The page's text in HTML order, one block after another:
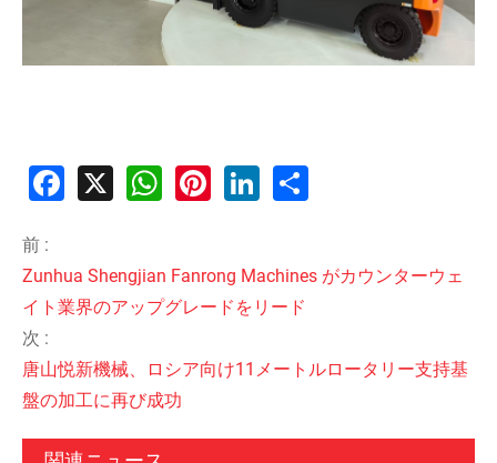
Facebook
X WhatsAppPinterestLinkedInShare
前 :
Zunhua Shengjian Fanrong Machines がカウンターウェ
イト業界のアップグレードをリード
次 :
唐山悦新機械、ロシア向け11メートルロータリー支持基
盤の加工に再び成功